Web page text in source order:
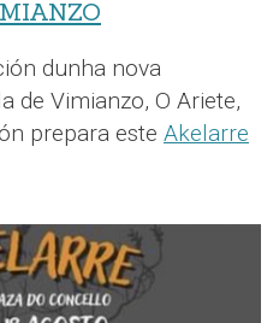
dunha nova
de Vimianzo, O Ariete,
prepara este Akelarre